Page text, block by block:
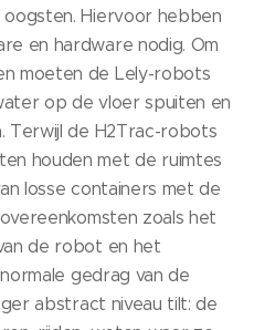
Hiervoor hebben
en hardware nodig. Om
moeten de Lely-robots
op de vloer spuiten en
Terwijl de H2Trac-robots
houden met de ruimtes
losse containers met de
zoals het
de robot en het
gedrag van de
abstract niveau tilt: de